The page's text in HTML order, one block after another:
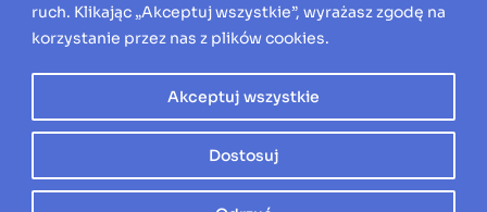
ruch. Klikając „Akceptuj wszystkie”, wyrażasz zgodę na
korzystanie przez nas z plików cookies.
Dostosuj
Akceptuj wszystkie
budownictwa, remontów oraz aranżacji
wnętrz.
Wszelkie prawa zastrzeżone © 2026